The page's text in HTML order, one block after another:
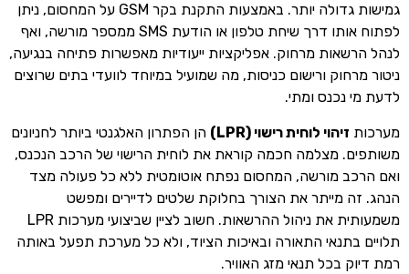
גמישות גדולה יותר. באמצעות התקנת בקר GSM על המחסום, ניתן
לפתוח אותו דרך שיחת טלפון או הודעת SMS ממספר מורשה, ואף
לנהל הרשאות מרחוק. אפליקציות ייעודיות מאפשרות פתיחה בנגיעה,
ניטור מרחוק ורישום כניסות, מה שמועיל במיוחד לוועדי בתים שרוצים
לדעת מי נכנס ומתי.
מערכות זיהוי לוחית רישוי (LPR)
הן הפתרון האלגנטי ביותר לחניונים
משותפים. מצלמה חכמה קוראת את לוחית הרישוי של הרכב הנכנס,
ואם הרכב מורשה, המחסום נפתח אוטומטית ללא כל פעולה מצד
הנהג. זה מייתר את הצורך בחלוקת שלטים לדיירים ומפשט
משמעותית את ניהול ההרשאות. חשוב לציין שביצועי מערכות LPR
תלויים בתנאי התאורה ובאיכות הציוד, ולא כל מערכת תפעל באותה
רמת דיוק בכל תנאי מזג האוויר.